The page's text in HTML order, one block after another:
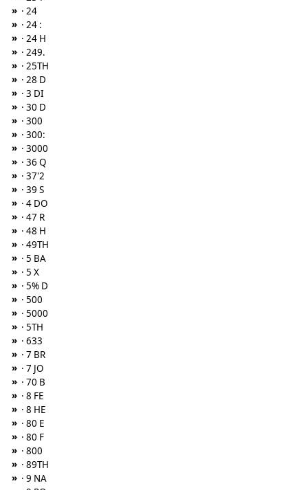
» · 24
» · 24 :
» · 24 H
» · 249.
» · 25TH
» · 28 D
» · 3 DI
» · 30 D
» · 300
» · 300:
» · 3000
» · 36 Q
» · 37'2
» · 39 S
» · 4 DO
» · 47 R
» · 48 H
» · 49TH
» · 5 BA
» · 5 X
» · 5% D
» · 500
» · 5000
» · 5TH
» · 633
» · 7 BR
» · 7 JO
» · 70 B
» · 8 FE
» · 8 HE
» · 80 E
» · 80 F
» · 800
» · 89TH
» · 9 NA